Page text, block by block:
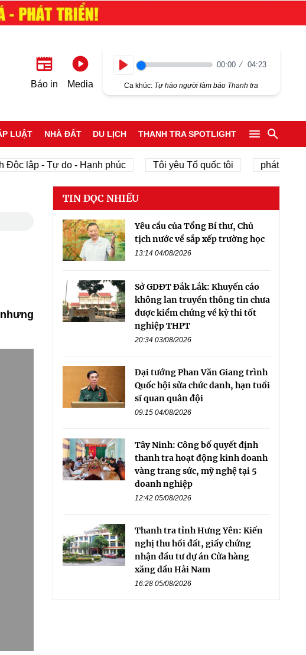
Báo in Media
00:00 04:23
Ca khúc: Tự hào người làm báo Thanh tra
LUẬT NHÀ ĐẤT DU LỊCH THANH TRA SPOTLIGHT
- Tự do - Hạnh phúc Tôi yêu Tổ quốc tôi phát triển kinh tế
TIN ĐỌC NHIỀU
Yêu cầu của Tổng Bí thư, Chủ
tịch nước về sắp xếp trường học
13:14 04/08/2026
Sở GDĐT Đắk Lắk: Khuyến cáo
không lan truyền thông tin chưa
được kiểm chứng về kỳ thi tốt
nghiệp THPT
20:34 03/08/2026
Đại tướng Phan Văn Giang trình
Quốc hội sửa chức danh, hạn tuổi
sĩ quan quân đội
09:15 04/08/2026
Tây Ninh: Công bố quyết định
thanh tra hoạt động kinh doanh
vàng trang sức, mỹ nghệ tại 5
doanh nghiệp
12:42 05/08/2026
Thanh tra tỉnh Hưng Yên: Kiến
nghị thu hồi đất, giấy chứng
nhận đầu tư dự án Cửa hàng
xăng dầu Hải Nam
16:28 05/08/2026